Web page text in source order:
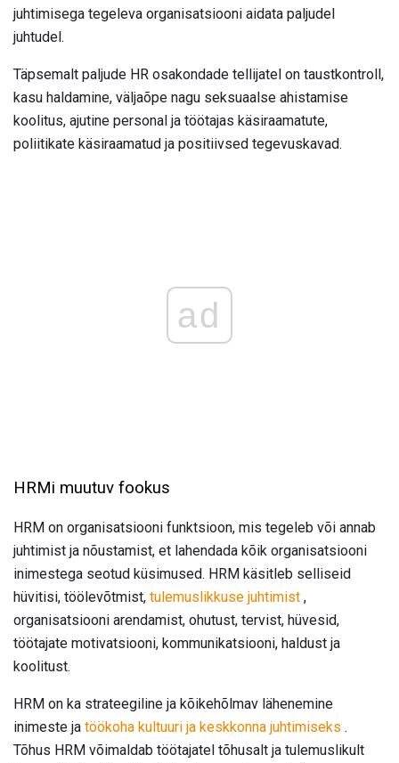
juhtimisega tegeleva organisatsiooni aidata paljudel
juhtudel.
Täpsemalt paljude HR osakondade tellijatel on taustkontroll,
kasu haldamine, väljaõpe nagu seksuaalse ahistamise
koolitus, ajutine personal ja töötajas käsiraamatute,
poliitikate käsiraamatud ja positiivsed tegevuskavad.
ad
HRMi muutuv fookus
HRM on organisatsiooni funktsioon, mis tegeleb või annab
juhtimist ja nõustamist, et lahendada kõik organisatsiooni
inimestega seotud küsimused. HRM käsitleb selliseid
hüvitisi, töölevõtmist, tulemuslikkuse juhtimist ,
organisatsiooni arendamist, ohutust, tervist, hüvesid,
töötajate motivatsiooni, kommunikatsiooni, haldust ja
koolitust.
HRM on ka strateegiline ja kõikehõlmav lähenemine
inimeste ja töökoha kultuuri ja keskkonna juhtimiseks .
Tõhus HRM võimaldab töötajatel tõhusalt ja tulemuslikult